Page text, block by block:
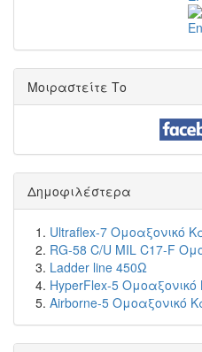
Μοιραστείτε Το
Δημοφιλέστερα
Ultraflex-7 Ομοαξονικό
RG-58 C/U MIL C17-F
Ladder line 450Ω
HyperFlex-5
Airborne-5 Ομοαξονικό